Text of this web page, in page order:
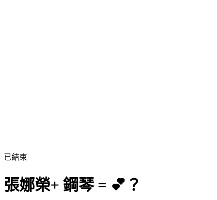
已結束
張娜榮+ 鋼琴 = 💕？